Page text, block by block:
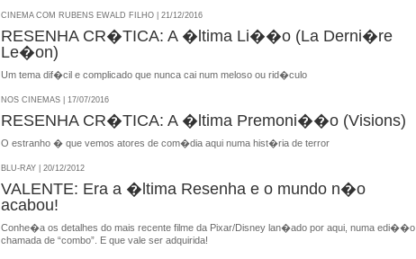
CINEMA COM RUBENS EWALD FILHO | 21/12/2016
RESENHA CR�TICA: A �ltima Li��o (La Derni�re
Le�on)
Um tema dif�cil e complicado que nunca cai num meloso ou rid�culo
NOS CINEMAS | 17/07/2016
RESENHA CR�TICA: A �ltima Premoni��o (Visions)
O estranho � que vemos atores de com�dia aqui numa hist�ria de terror
BLU-RAY | 20/12/2012
VALENTE: Era a �ltima Resenha e o mundo n�o
acabou!
Conhe�a os detalhes do mais recente filme da Pixar/Disney lan�ado por aqui, numa edi��o
chamada de “combo”. E que vale ser adquirida!